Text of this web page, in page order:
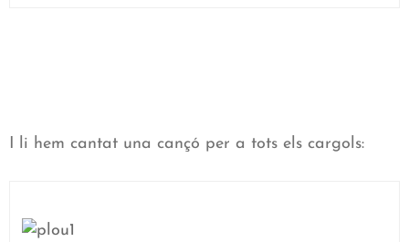
I li hem cantat una cançó per a tots els cargols: